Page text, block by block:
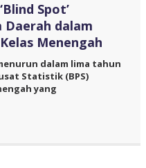
Spot’
Daerah dalam
Menengah
dalam lima tahun
Statistik (BPS)
yang